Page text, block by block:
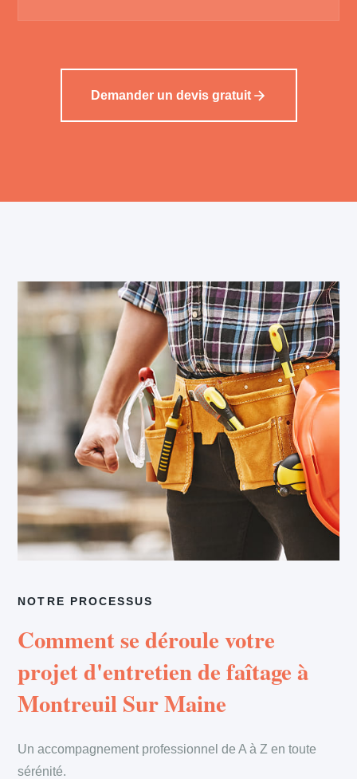
Demander un devis gratuit
NOTRE PROCESSUS
Comment se déroule votre
projet d'entretien de faîtage à
Montreuil Sur Maine
Un accompagnement professionnel de A à Z en toute
sérénité.